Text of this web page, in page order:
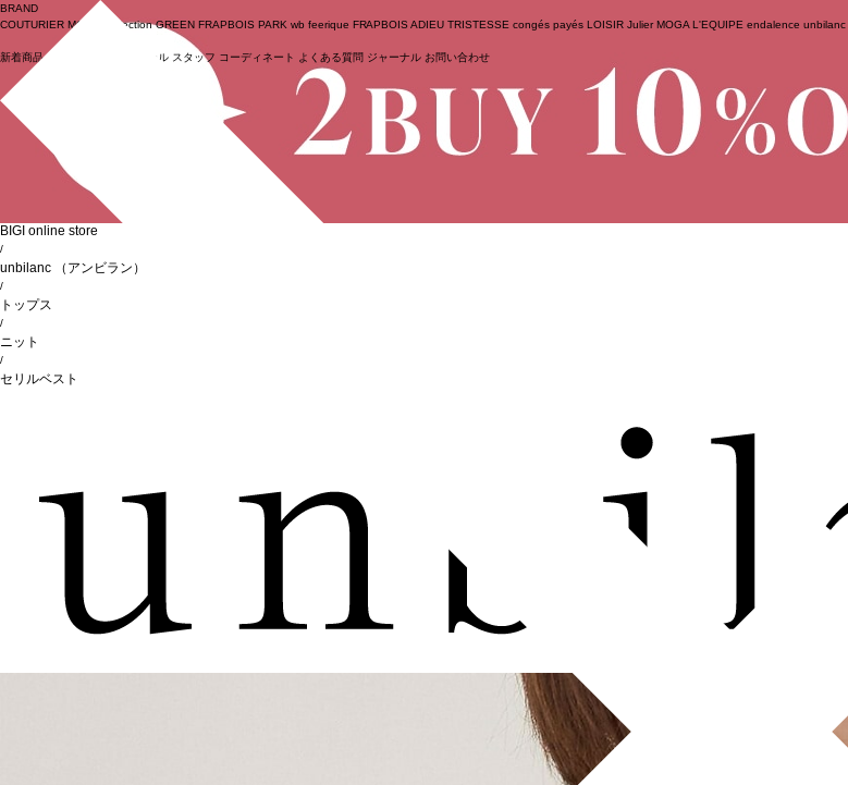
ログイン
BRAND
COUTURIER MOGA Collection GREEN FRAPBOIS PARK wb feerique FRAPBOIS ADIEU TRISTESSE congés payés LOISIR Julier MOGA L'EQUIPE endalence unbilanc
新着商品 (ライブ) セール スタッフ コーディネート よくある質問 ジャーナル お問い合わせ
BIGI online store
/
unbilanc （アンビラン）
/
トップス
/
ニット
/
セリルベスト